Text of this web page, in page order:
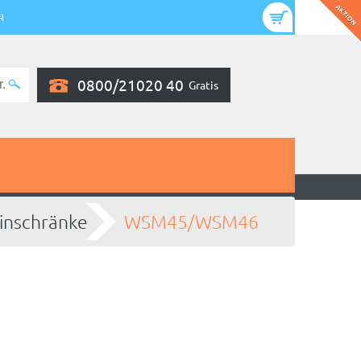
0800/21020 40 Gratis
WSM45/WSM46